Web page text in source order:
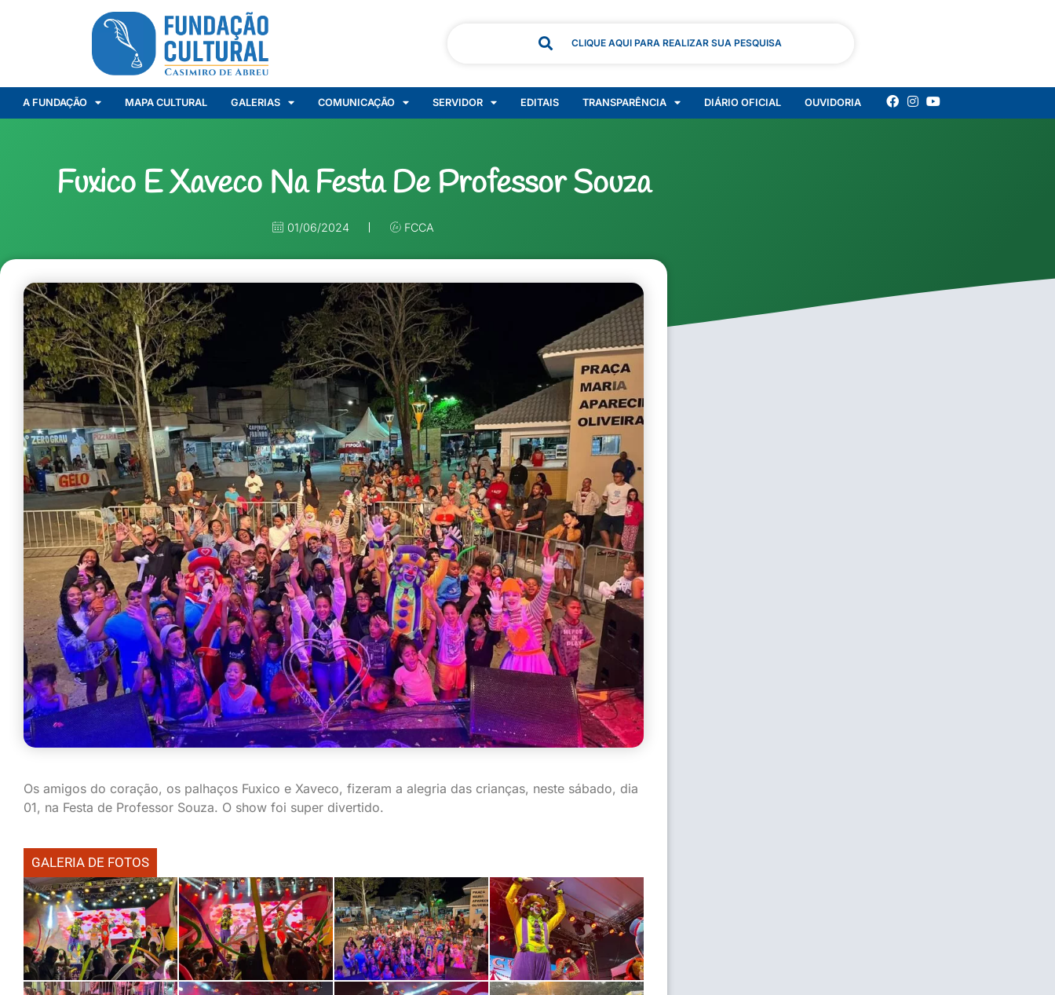
CLIQUE AQUI PARA REALIZAR SUA PESQUISA
A FUNDAÇÃO MAPA CULTURAL GALERIAS COMUNICAÇÃO SERVIDOR EDITAIS TRANSPARÊNCIA DIÁRIO OFICIAL OUVIDORIA
Fuxico E Xaveco Na Festa De Professor Souza
01/06/2024 FCCA
Os amigos do coração, os palhaços Fuxico e Xaveco, fizeram a alegria das crianças, neste sábado, dia
01, na Festa de Professor Souza. O show foi super divertido.
GALERIA DE FOTOS